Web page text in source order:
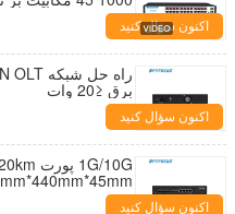
اکنون سؤال کنید
برق ≤20 وات
اکنون سؤال کنید
300mm*440mm*45mm ابعاد
اکنون سؤال کنید